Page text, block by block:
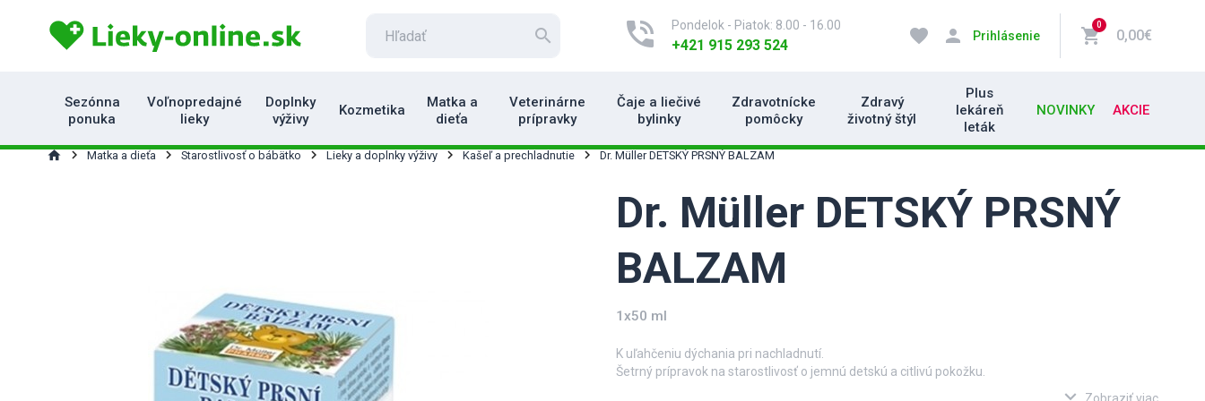
search phone_in_talk Pondelok - Piatok: 8.00 - 16.00
+421 915 293 524 favorite person Prihlásenie shopping_cart
0
0,00€
Sezónna
ponuka
Voľnopredajné
lieky
Doplnky
výživy
Kozmetika
Matka a
dieťa
Veterinárne
prípravky
Čaje a liečivé
bylinky
Zdravotnícke
pomôcky
Zdravý
životný štýl
Plus
lekáreň
leták
NOVINKY AKCIE
home Matka a dieťa Starostlivosť o bábätko Lieky a doplnky výživy Kašeľ a prechladnutie Dr. Müller DETSKÝ PRSNÝ BALZAM
Dr. Müller DETSKÝ PRSNÝ
BALZAM
1x50 ml
K uľahčeniu dýchania pri nachladnutí.
Šetrný prípravok na starostlivosť o jemnú detskú a citlivú pokožku.